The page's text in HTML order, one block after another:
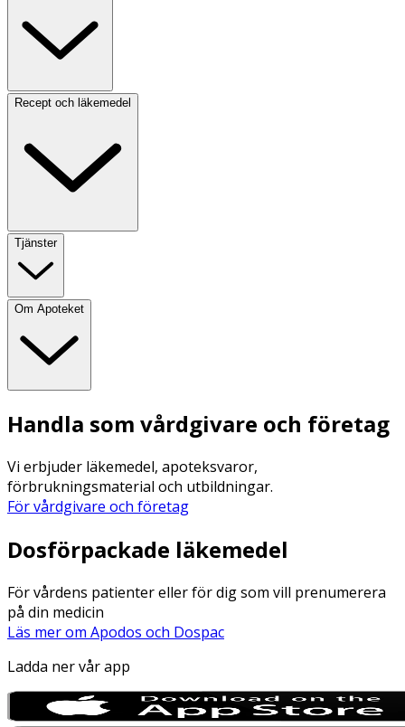
Recept och läkemedel
Tjänster
Om Apoteket
Handla som vårdgivare och företag
Vi erbjuder läkemedel, apoteksvaror,
förbrukningsmaterial och utbildningar.
För vårdgivare och företag
Dosförpackade läkemedel
För vårdens patienter eller för dig som vill prenumerera
på din medicin
Läs mer om Apodos och Dospac
Ladda ner vår app